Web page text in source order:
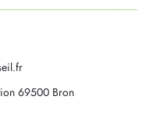
69500 Bron